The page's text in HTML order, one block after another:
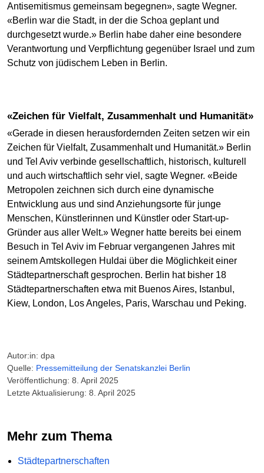
Antisemitismus gemeinsam begegnen», sagte Wegner.
«Berlin war die Stadt, in der die Schoa geplant und
durchgesetzt wurde.» Berlin habe daher eine besondere
Verantwortung und Verpflichtung gegenüber Israel und zum
Schutz von jüdischem Leben in Berlin.
«Zeichen für Vielfalt, Zusammenhalt und Humanität»
«Gerade in diesen herausfordernden Zeiten setzen wir ein
Zeichen für Vielfalt, Zusammenhalt und Humanität.» Berlin
und Tel Aviv verbinde gesellschaftlich, historisch, kulturell
und auch wirtschaftlich sehr viel, sagte Wegner. «Beide
Metropolen zeichnen sich durch eine dynamische
Entwicklung aus und sind Anziehungsorte für junge
Menschen, Künstlerinnen und Künstler oder Start-up-
Gründer aus aller Welt.» Wegner hatte bereits bei einem
Besuch in Tel Aviv im Februar vergangenen Jahres mit
seinem Amtskollegen Huldai über die Möglichkeit einer
Städtepartnerschaft gesprochen. Berlin hat bisher 18
Städtepartnerschaften etwa mit Buenos Aires, Istanbul,
Kiew, London, Los Angeles, Paris, Warschau und Peking.
Autor:in: dpa
Quelle: Pressemitteilung der Senatskanzlei Berlin
Veröffentlichung: 8. April 2025
Letzte Aktualisierung: 8. April 2025
Mehr zum Thema
Städtepartnerschaften